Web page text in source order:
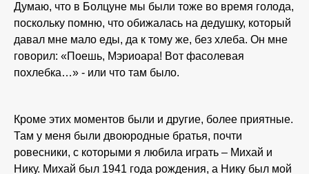
Думаю, что в Болцуне мы были тоже во время голода,
поскольку помню, что обижалась на дедушку, который
давал мне мало еды, да к тому же, без хлеба. Он мне
говорил: «Поешь, Мэриоара! Вот фасолевая
похлебка…» - или что там было.
Кроме этих моментов были и другие, более приятные.
Там у меня были двоюродные братья, почти
ровесники, с которыми я любила играть – Михай и
Нику. Михай был 1941 года рождения, а Нику был мой